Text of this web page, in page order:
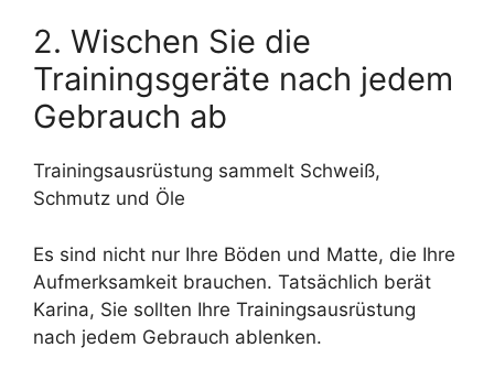
2. Wischen Sie die
Trainingsgeräte nach jedem
Gebrauch ab
Trainingsausrüstung sammelt Schweiß,
Schmutz und Öle
Es sind nicht nur Ihre Böden und Matte, die Ihre
Aufmerksamkeit brauchen. Tatsächlich berät
Karina, Sie sollten Ihre Trainingsausrüstung
nach jedem Gebrauch ablenken.